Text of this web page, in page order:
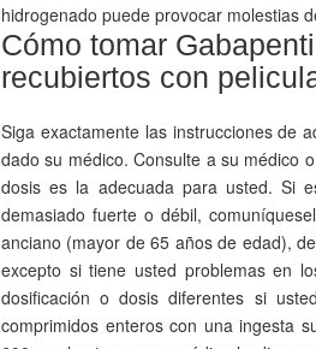
hidrogenado puede provocar molestias
Cómo tomar
recubiertos con
Siga exactamente las instrucciones de
dado su médico. Consulte a su médico
dosis es la adecuada para usted. Si
demasiado fuerte o débil,
anciano (mayor de 65 años de edad),
excepto si tiene usted problemas en
dosificación o dosis diferentes si
comprimidos enteros con una ingesta